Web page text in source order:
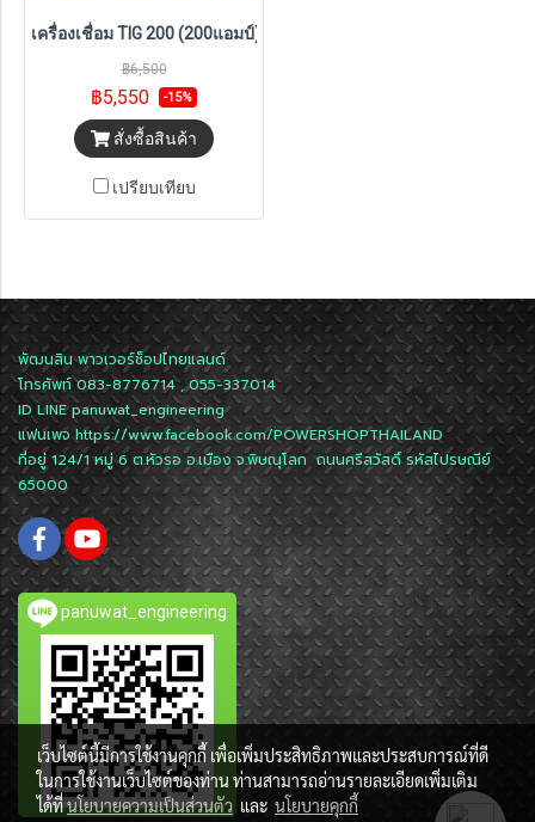
เครื่องเชื่อม TIG 200 (200แอมป์) BOXING
฿6,500
฿5,550 -15%
สั่งซื้อสินค้า
เปรียบเทียบ
พัฒนสิน พาวเวอร์ช็อปไทยแลนด์
โทรศัพท์ 083-8776714 , 055-337014
ID LINEpanuwat_engineering
แฟนเพจhttps://www.facebook.com/POWERSHOPTHAILAND
ที่อยู่ 124/1 หมู่ 6 ต.หัวรอ อ.เมือง จ.พิษณุโลก ถนนศรีสวัสดิ์ รหัสไปรษณีย์
65000
panuwat_engineering
เว็บไซต์นี้มีการใช้งานคุกกี้ เพื่อเพิ่มประสิทธิภาพและประสบการณ์ที่ดี
ในการใช้งานเว็บไซต์ของท่าน ท่านสามารถอ่านรายละเอียดเพิ่มเติม
ได้ที่นโยบายความเป็นส่วนตัว และ นโยบายคุกกี้